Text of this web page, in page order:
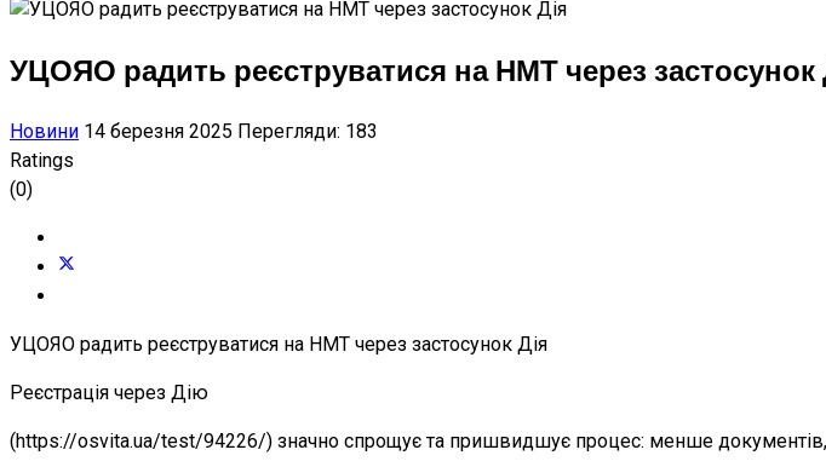
УЦОЯО радить реєструватися на НМТ через застосунок
Новини 14 березня 2025 Перегляди: 183
Ratings
(0)
УЦОЯО радить реєструватися на НМТ через застосунок Дія
Реєстрація через Дію
(https://osvita.ua/test/94226/) значно спрощує та пришвидшує процес: менше документів,